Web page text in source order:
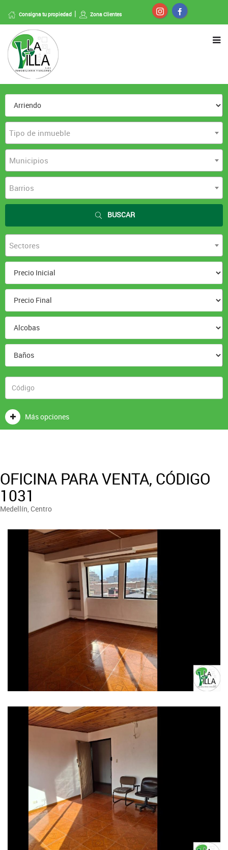
Consigna tu propiedad Zona Clientes
Tipo de inmueble
Municipios
Barrios
BUSCAR
Sectores
Más opciones
OFICINA PARA VENTA, CÓDIGO
1031
Medellín, Centro